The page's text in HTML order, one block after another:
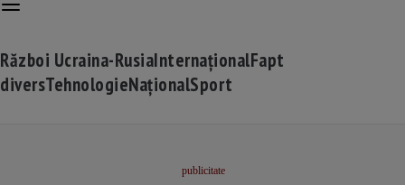
Război Ucraina-RusiaInternaționalFapt
diversTehnologieNaționalSport